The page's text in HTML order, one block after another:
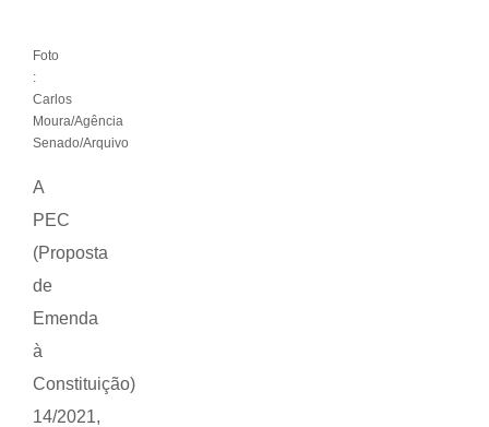
Foto
:
Carlos
Moura/Agência
Senado/Arquivo
A
PEC
(Proposta
de
Emenda
à
Constituição)
14/2021,